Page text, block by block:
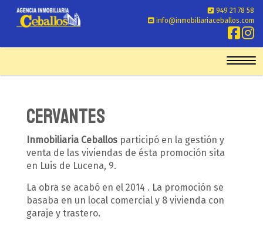
949 21 78 58
info@inmobiliariaceballos.com
CERVANTES
Inmobiliaria Ceballos participó en la gestión y
venta de las viviendas de ésta promoción sita
en Luis de Lucena, 9.
La obra se acabó en el 2014 . La promoción se
basaba en un local comercial y 8 vivienda con
garaje y trastero.